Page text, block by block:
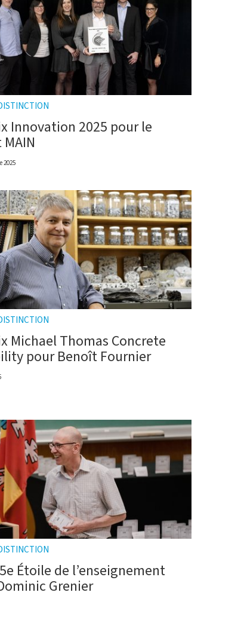
Innovation 2025 pour le
2025
Michael Thomas Concrete
pour Benoît Fournier
Étoile de l’enseignement
Grenier